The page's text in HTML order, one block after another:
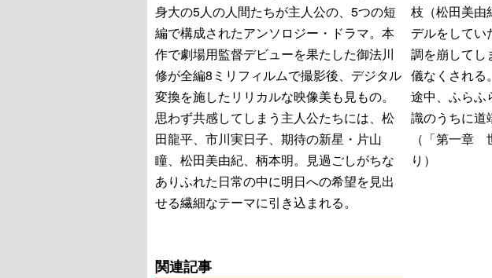
身大の5人の人間たちが主人公の、5つの短
編で構成されたアンソロジー・ドラマ。本
作で劇場用監督デビューを果たした御法川
修が全編8ミリフィルムで撮影後、デジタル
変換を施したリリカルな映像美も見もの。
思わず共感してしまう主人公たちには、松
田龍平、市川実日子、期待の新星・片山
瞳、松田美由紀、柄本明。見過ごしがちな
ありふれた日常の中に明日への希望を見出
せる繊細なテーマに引き込まれる。
枝（松田美由
デルをしてい
調を崩してし
儀なくされる
途中、ふらふ
識のうちに
（「第一章
り）
関連記事